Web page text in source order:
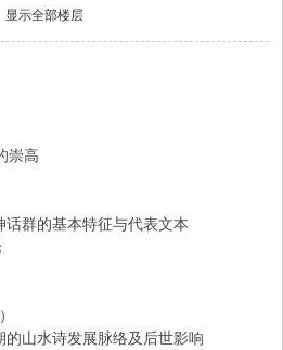
显示全部楼层
崇高
群的基本特征与代表文本
山水诗发展脉络及后世影响